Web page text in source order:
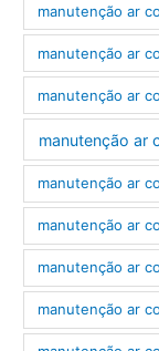
manutenção ar
manutenção ar
manutenção ar
manutenção ar
manutenção ar
manutenção ar
manutenção ar
manutenção ar